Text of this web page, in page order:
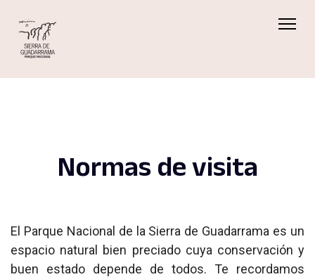
Normas de visita
El Parque Nacional de la Sierra de Guadarrama es un
espacio natural bien preciado cuya conservación y
buen estado depende de todos. Te recordamos